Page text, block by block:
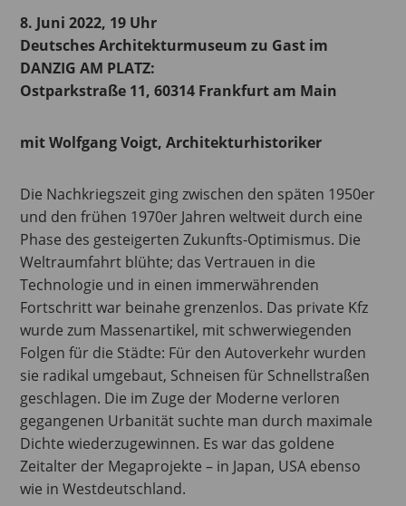
8. Juni 2022, 19 Uhr
Deutsches Architekturmuseum zu Gast im
DANZIG AM PLATZ:
Ostparkstraße 11, 60314 Frankfurt am Main
mit Wolfgang Voigt, Architekturhistoriker
Die Nachkriegszeit ging zwischen den späten 1950er
und den frühen 1970er Jahren weltweit durch eine
Phase des gesteigerten Zukunfts-Optimismus. Die
Weltraumfahrt blühte; das Vertrauen in die
Technologie und in einen immerwährenden
Fortschritt war beinahe grenzenlos. Das private Kfz
wurde zum Massenartikel, mit schwerwiegenden
Folgen für die Städte: Für den Autoverkehr wurden
sie radikal umgebaut, Schneisen für Schnellstraßen
geschlagen. Die im Zuge der Moderne verloren
gegangenen Urbanität suchte man durch maximale
Dichte wiederzugewinnen. Es war das goldene
Zeitalter der Megaprojekte – in Japan, USA ebenso
wie in Westdeutschland.